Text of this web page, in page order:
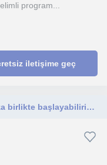
program...
iletişime geç
Programlama öğrenme yolculuğunuza birlikte başlayabiliriz. HTML CSS Javascript Java C C# ve daha fazlası